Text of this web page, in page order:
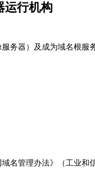
运行机构
务器）及成为域名根
管理办法》（工业和